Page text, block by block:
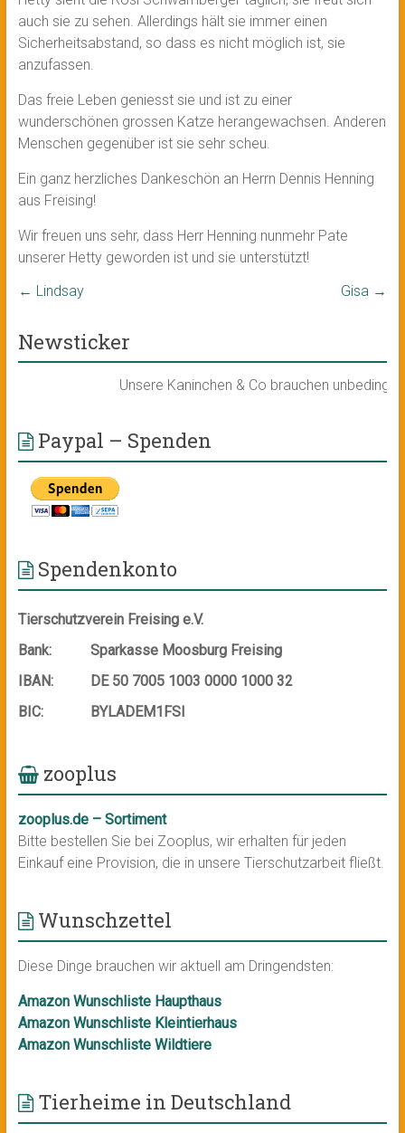
auch sie zu sehen. Allerdings hält sie immer einen
Sicherheitsabstand, so dass es nicht möglich ist, sie
anzufassen.
Das freie Leben geniesst sie und ist zu einer
wunderschönen grossen Katze herangewachsen. Anderen
Menschen gegenüber ist sie sehr scheu.
Ein ganz herzliches Dankeschön an Herrn Dennis Henning
aus Freising!
Wir freuen uns sehr, dass Herr Henning nunmehr Pate
unserer Hetty geworden ist und sie unterstützt!
← Lindsay Gisa →
Newsticker
Unsere Kaninchen & Co brauchen unbedingt
Paypal – Spenden
Spendenkonto
Tierschutzverein Freising e.V.
Bank:
Sparkasse Moosburg Freising
IBAN:
DE 50 7005 1003 0000 1000 32
BIC:
BYLADEM1FSI
zooplus
zooplus.de – Sortiment
Bitte bestellen Sie bei Zooplus, wir erhalten für jeden
Einkauf eine Provision, die in unsere Tierschutzarbeit fließt.
Wunschzettel
Diese Dinge brauchen wir aktuell am Dringendsten:
Amazon Wunschliste Haupthaus
Amazon Wunschliste Kleintierhaus
Amazon Wunschliste Wildtiere
Tierheime in Deutschland